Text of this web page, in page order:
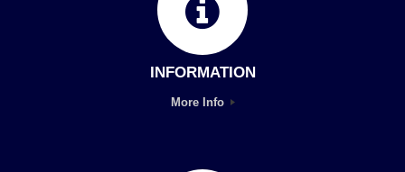
INFORMATION
More Info